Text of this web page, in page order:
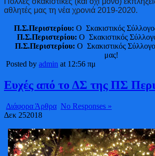
αθλητές μας τη νέα χρονιά 2019-2020.
Π.Σ.Περιστερίου: Ο Σκακιστικός
Π.Σ.Περιστερίου: Ο Σκακιστικός
Π.Σ.Περιστερίου: Ο Σκακιστικός
μας!
Posted by admin at 12:56 πμ
Ευχές από το ΔΣ της ΠΣ
Διάφορα Άρθρα No Responses »
Δεκ 252018